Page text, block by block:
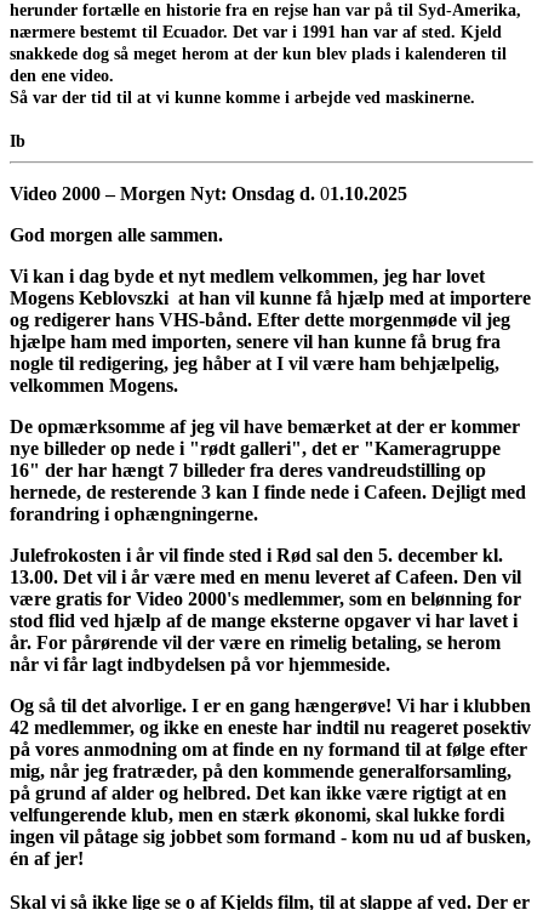
herunder fortælle en historie fra en rejse han var på til Syd-Amerika,
nærmere bestemt til Ecuador. Det var i 1991 han var af sted. Kjeld
snakkede dog så meget herom at der kun blev plads i kalenderen til
den ene video.
Så var der tid til at vi kunne komme i arbejde ved maskinerne.
Ib
Video 2000 – Morgen Nyt: Onsdag d. 01.10.2025
God morgen alle sammen.
Vi kan i dag byde et nyt medlem velkommen, jeg har lovet
Mogens Keblovszki at han vil kunne få hjælp med at importere
og redigerer hans VHS-bånd. Efter dette morgenmøde vil jeg
hjælpe ham med importen, senere vil han kunne få brug fra
nogle til redigering, jeg håber at I vil være ham behjælpelig,
velkommen Mogens.
De opmærksomme af jeg vil have bemærket at der er kommer
nye billeder op nede i "rødt galleri", det er "Kameragruppe
16" der har hængt 7 billeder fra deres vandreudstilling op
hernede, de resterende 3 kan I finde nede i Cafeen. Dejligt med
forandring i ophængningerne.
Julefrokosten i år vil finde sted i Rød sal den 5. december kl.
13.00. Det vil i år være med en menu leveret af Cafeen. Den vil
være gratis for Video 2000's medlemmer, som en belønning for
stod flid ved hjælp af de mange eksterne opgaver vi har lavet i
år. For pårørende vil der være en rimelig betaling, se herom
når vi får lagt indbydelsen på vor hjemmeside.
Og så til det alvorlige. I er en gang hængerøve! Vi har i klubben
42 medlemmer, og ikke en eneste har indtil nu reageret posektiv
på vores anmodning om at finde en ny formand til at følge efter
mig, når jeg fratræder, på den kommende generalforsamling,
på grund af alder og helbred. Det kan ikke være rigtigt at en
velfungerende klub, men en stærk økonomi, skal lukke fordi
ingen vil påtage sig jobbet som formand - kom nu ud af busken,
én af jer!
Skal vi så ikke lige se o af Kjelds film, til at slappe af ved. Der er